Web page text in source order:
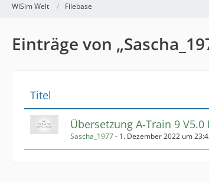
WiSim Welt Filebase
Einträge von
Titel
Übersetzung A-Train 9
Sascha_1977- 1. Dezember 2022 um